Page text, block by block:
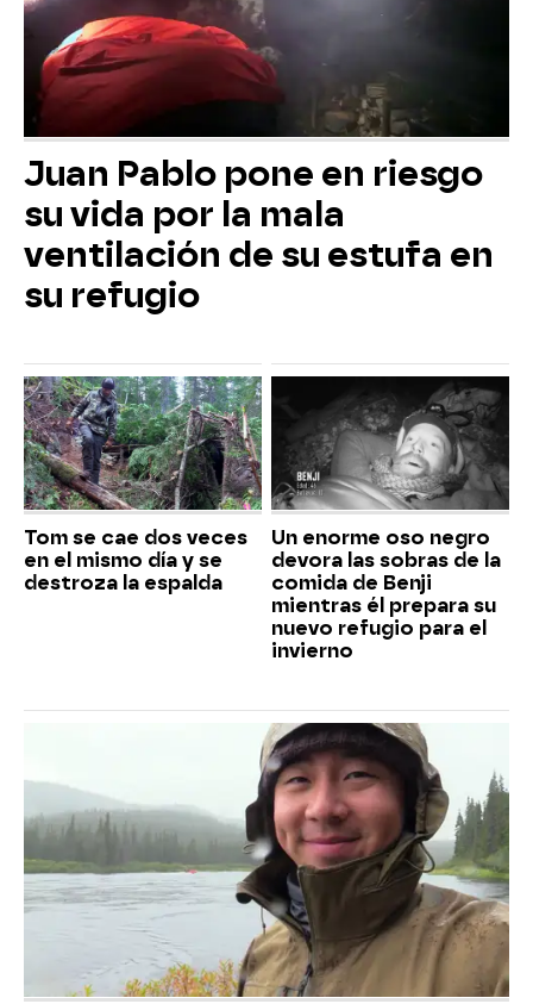
Juan Pablo pone en riesgo
su vida por la mala
ventilación de su estufa en
su refugio
Tom se cae dos veces
en el mismo día y se
destroza la espalda
Un enorme oso negro
devora las sobras de la
comida de Benji
mientras él prepara su
nuevo refugio para el
invierno